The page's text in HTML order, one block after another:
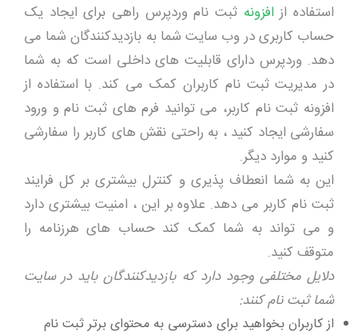
استفاده ازافزونه ثبت نام وردپرس راهی برای ایجاد یک
حساب کاربری در وب سایت شما به بازدیدکنندگان شما می
دهد. وردپرس دارای قابلیت های داخلی است که به شما
در مدیریت ثبت نام کاربران کمک می کند. با استفاده از
افزونه ثبت نام کاربر، می توانید فرم های ثبت نام و ورود
سفارشی ایجاد کنید ، به راحتی نقش های کاربر را سفارشی
کنید و موارد دیگر.
این به شما انعطاف پذیری و کنترل بیشتری بر کل فرایند
ثبت نام کاربر می دهد. علاوه بر این ، امنیت بیشتری دارد
و می تواند به شما کمک کند حساب های هرزنامه را
متوقف کنید.
دلایل مختلفی وجود دارد که بازدیدکنندگان باید در سایت
شما ثبت نام کنند:
از کاربران بخواهید برای دسترسی به محتوای برتر ثبت نام